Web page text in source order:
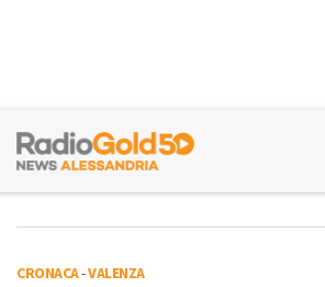
CRONACA-VALENZA